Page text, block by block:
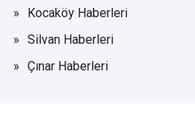
Kocaköy Haberleri
Silvan Haberleri
Çınar Haberleri